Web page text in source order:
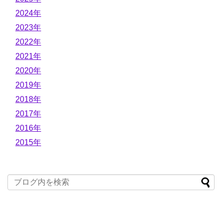
2024年
2023年
2022年
2021年
2020年
2019年
2018年
2017年
2016年
2015年